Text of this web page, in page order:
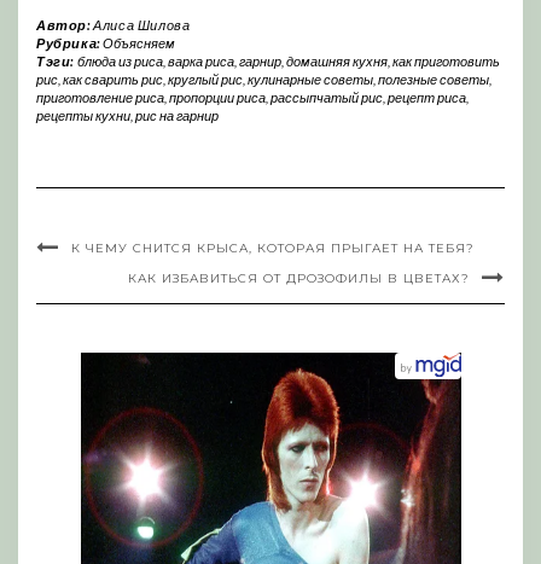
Автор:Алиса Шилова
Рубрика:Объясняем
Тэги: блюда из риса, варка риса, гарнир, домашняя кухня, как приготовить
рис как сварить рис круглый рис кулинарные советы полезные советы
приготовление риса пропорции риса рассыпчатый рис рецепт риса
рецепты кухни рис на гарнир
К ЧЕМУ СНИТСЯ КРЫСА, КОТОРАЯ ПРЫГАЕТ НА ТЕБЯ?
КАК ИЗБАВИТЬСЯ ОТ ДРОЗОФИЛЫ В ЦВЕТАХ?